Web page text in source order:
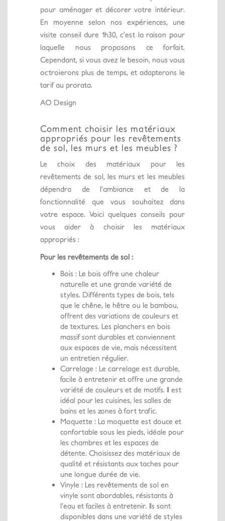
pour aménager et décorer votre intérieur.
En moyenne selon nos expériences, une
visite conseil dure 1h30, c’est la raison pour
laquelle nous proposons ce forfait.
Cependant, si vous avez le besoin, nous vous
octroierons plus de temps, et adapterons le
tarif au prorata.
AO Design
Comment choisir les matériaux
appropriés pour les revêtements
de sol, les murs et les meubles ?
Le choix des matériaux pour les
revêtements de sol, les murs et les meubles
dépendra de l’ambiance et de la
fonctionnalité que vous souhaitez dans
votre espace. Voici quelques conseils pour
vous aider à choisir les matériaux
appropriés :
Pour les revêtements de sol :
Bois : Le bois offre une chaleur
naturelle et une grande variété de
styles. Différents types de bois, tels
que le chêne, le hêtre ou le bambou,
offrent des variations de couleurs et
de textures. Les planchers en bois
massif sont durables et conviennent
aux espaces de vie, mais nécessitent
un entretien régulier.
Carrelage : Le carrelage est durable,
facile à entretenir et offre une grande
variété de couleurs et de motifs. Il est
idéal pour les cuisines, les salles de
bains et les zones à fort trafic.
Moquette : La moquette est douce et
confortable sous les pieds, idéale pour
les chambres et les espaces de
détente. Choisissez des matériaux de
qualité et résistants aux taches pour
une longue durée de vie.
Vinyle : Les revêtements de sol en
vinyle sont abordables, résistants à
l’eau et faciles à entretenir. Ils sont
disponibles dans une variété de styles